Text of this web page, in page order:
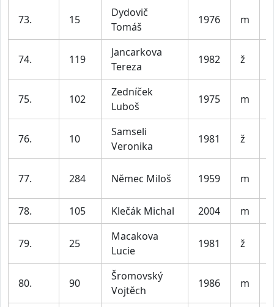
73. 15
Dydovič
Tomáš
1976 m
74. 119
Jancarkova
Tereza
1982 ž
75. 102
Zedníček
Luboš
1975 m
76. 10
Samseli
Veronika
1981 ž
77. 284 Němec Miloš 1959 m
78.
105 Klečák Michal 2004 m
79. 25
Macakova
Lucie
1981 ž
80. 90
Šromovský
Vojtěch
1986 m